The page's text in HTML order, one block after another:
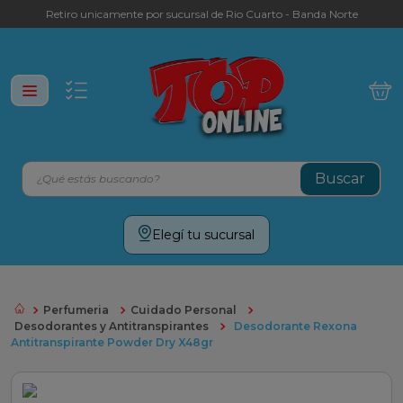
Retiro unicamente por sucursal de Rio Cuarto - Banda Norte
¿Qué estás buscando?
Elegí tu sucursal
Perfumeria
Cuidado Personal
Desodorantes y Antitranspirantes
Desodorante Rexona
Antitranspirante Powder Dry X48gr
Términos más buscados
cafe
galletitas